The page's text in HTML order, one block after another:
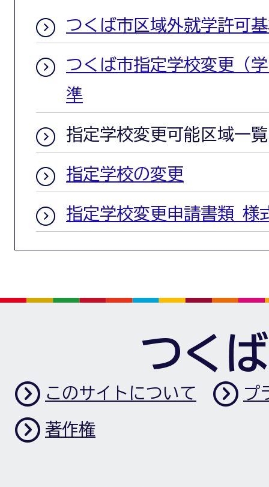
つくば市区域外就学許可
つくば市指定学校変更（
準
指定学校変更可能区域一覧
指定学校の変更
指定学校変更申請書類 様
つく
このサイトについて プ
著作権